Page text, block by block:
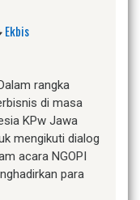
Ekbis
rangka
di masa
KPw Jawa
mengikuti dialog
acara NGOPI
para